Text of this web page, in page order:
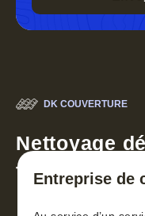
DK COUVERTURE
Nettoyage
toiture 30
Entreprise de